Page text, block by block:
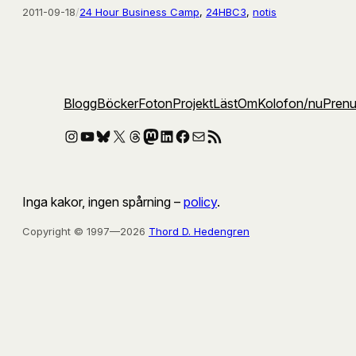
2011-09-18/24 Hour Business Camp, 24HBC3, notis
BloggBöckerFotonProjektLästOmKolofon/nu
Instagram
YouTube
Bluesky
X Threads
Mastodon
LinkedIn
Facebook
E-postRSS-flöde
Inga kakor, ingen spårning – policy.
Copyright © 1997—2026 Thord D. Hedengren